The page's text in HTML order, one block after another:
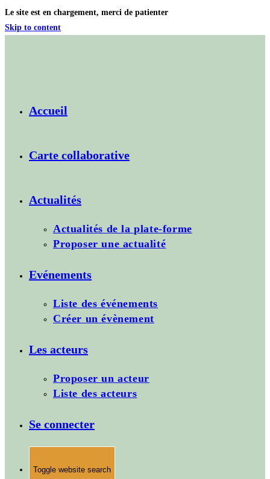
Le site est en chargement, merci de patienter
Skip to content
Accueil
Carte collaborative
Actualités
Actualités de la plate-forme
Proposer une actualité
Evénements
Liste des événements
Créer un évènement
Les acteurs
Proposer un acteur
Liste des acteurs
Se connecter
Toggle website search